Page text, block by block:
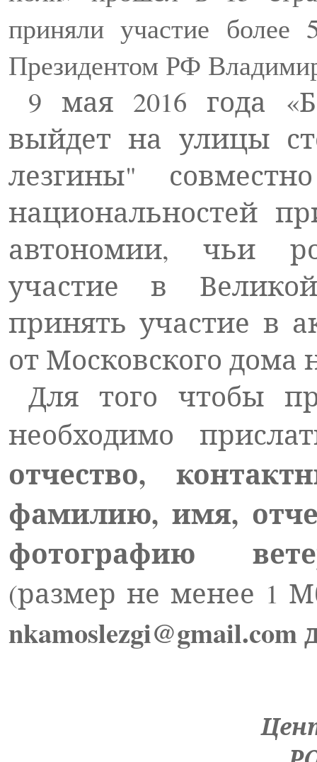
приняли участие более
Президентом РФ
9 мая 2016 года
выйдет на улицы
лезгины"
национальностей
автономии, чьи
участие в
принять участие в
от Московского дома
Для того чтобы
необходимо
отчество,
фамилию, имя,
фотографию
(размер не менее 1
nkamoslezgi@gmail.com